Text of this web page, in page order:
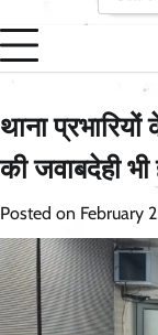
for:
थाना
की जवाबदेही भी
Posted on February